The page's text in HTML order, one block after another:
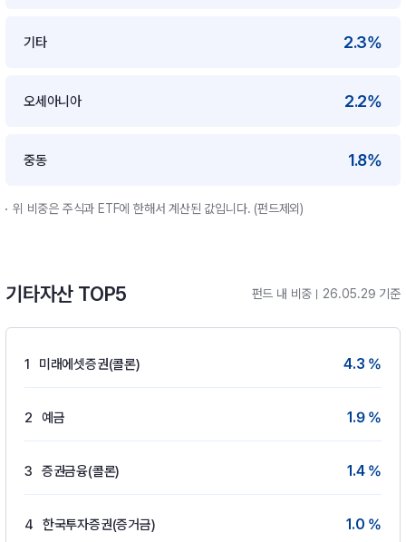
기타 2.3%
오세아니아 2.2%
중동 1.8%
위 비중은 주식과 ETF에 한해서 계산된 값입니다. (펀드제외)
기타자산 TOP5 펀드 내 비중 26.05.29 기준
1 미래에셋증권(콜론) 4.3 %
2 예금 1.9 %
3 증권금융(콜론) 1.4 %
4 한국투자증권(증거금) 1.0 %